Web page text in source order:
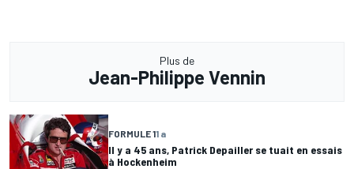
Plus de
Jean-Philippe Vennin
FORMULE 11 a
Il y a 45 ans, Patrick Depailler se tuait en essais
à Hockenheim